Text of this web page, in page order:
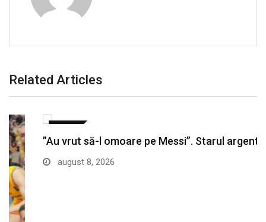
Related Articles
SPORT
”Au vrut să-l omoare pe Messi”. Starul argentinian,…
august 8, 2026